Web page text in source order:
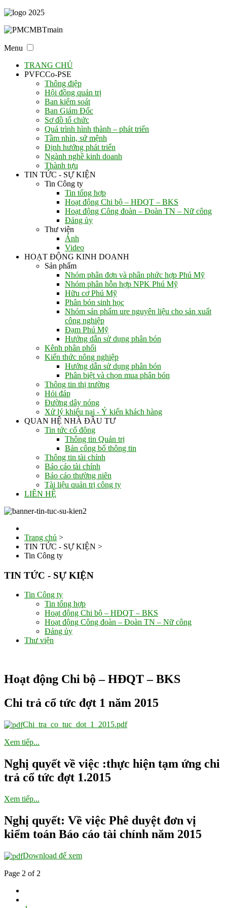
Menu
TRANG CHỦ
PVFCCo-PSE
Thông điệp
Hội đồng quản trị
Ban kiểm soát
Ban Giám Đốc
Sơ đồ tổ chức
Quá trình hình thành – phát triển
Tầm nhìn, sứ mệnh
Định hướng phát triển
Ngành nghề kinh doanh
Thành tựu
TIN TỨC - SỰ KIỆN
Tin Công ty
Tin tổng hợp
Hoạt động Chi bộ – HĐQT – BKS
Hoạt động Công đoàn – Đoàn TN – Nữ công
Đảng ủy
Thư viện
Ảnh
Video
HOẠT ĐỘNG KINH DOANH
Sản phẩm
Nhóm phân đơn và phân phức hợp Phú Mỹ
Nhóm phân hỗn hợp NPK Phú Mỹ
Hữu cơ Phú Mỹ
Phân bón sinh học
Nhóm sản phẩm ure nguyên liệu cho sản xuất
công nghiệp
Đạm Phú Mỹ
Hướng dẫn sử dụng phân bón
Kênh phân phối
Kiến thức nông nghiệp
Hướng dẫn sử dụng phân bón
Phân biệt và chọn mua phân bón
Thông tin thị trường
Hỏi đáp
Đường dây nóng
Xử lý khiếu nại - Ý kiến khách hàng
QUAN HỆ NHÀ ĐẦU TƯ
Tin tức cổ đông
Thông tin Quản trị
Bản công bố thông tin
Thông tin tài chính
Báo cáo tài chính
Báo cáo thường niên
Tài liệu quản trị công ty
LIÊN HỆ
Trang chủ >
TIN TỨC - SỰ KIỆN >
Tin Công ty
TIN TỨC - SỰ KIỆN
Tin Công ty
Tin tổng hợp
Hoạt động Chi bộ – HĐQT – BKS
Hoạt động Công đoàn – Đoàn TN – Nữ công
Đảng ủy
Thư viện
Hoạt động Chi bộ – HĐQT – BKS
Chi trả cổ tức đợt 1 năm 2015
Chi_tra_co_tuc_dot_1_2015.pdf
Xem tiếp...
Nghị quyết về việc :thực hiện tạm ứng chi
trả cổ tức đợt 1.2015
Xem tiếp...
Nghị quyết: Về việc Phê duyệt đơn vị
kiểm toán Báo cáo tài chính năm 2015
Download để xem
Page 2 of 2